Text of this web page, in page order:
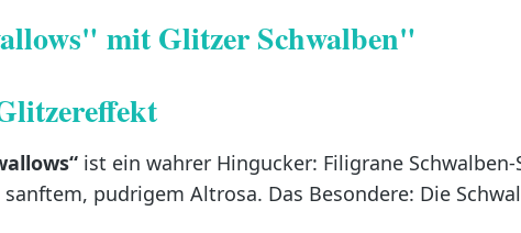
mit Glitzer Schwalben"
ist ein wahrer Hingucker: Filigrane
pudrigem Altrosa. Das Besondere: Die